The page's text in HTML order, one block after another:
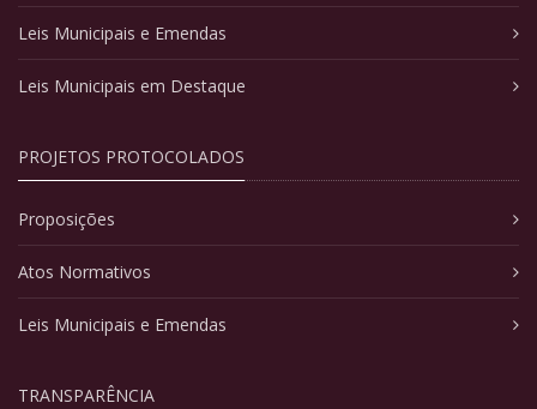
Leis Municipais e Emendas
Leis Municipais em Destaque
PROJETOS PROTOCOLADOS
Proposições
Atos Normativos
Leis Municipais e Emendas
TRANSPARÊNCIA